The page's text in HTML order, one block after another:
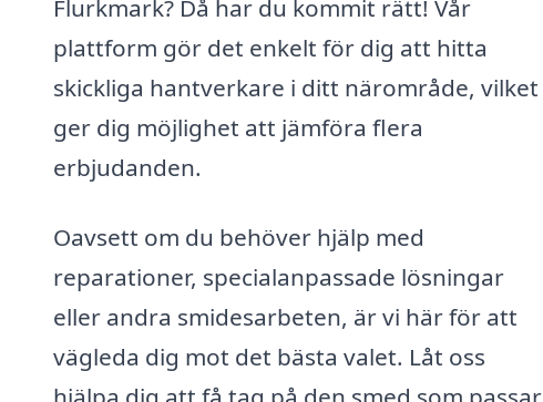
Flurkmark? Då har du kommit rätt! Vår
plattform gör det enkelt för dig att hitta
skickliga hantverkare i ditt närområde, vilket
ger dig möjlighet att jämföra flera
erbjudanden.
Oavsett om du behöver hjälp med
reparationer, specialanpassade lösningar
eller andra smidesarbeten, är vi här för att
vägleda dig mot det bästa valet. Låt oss